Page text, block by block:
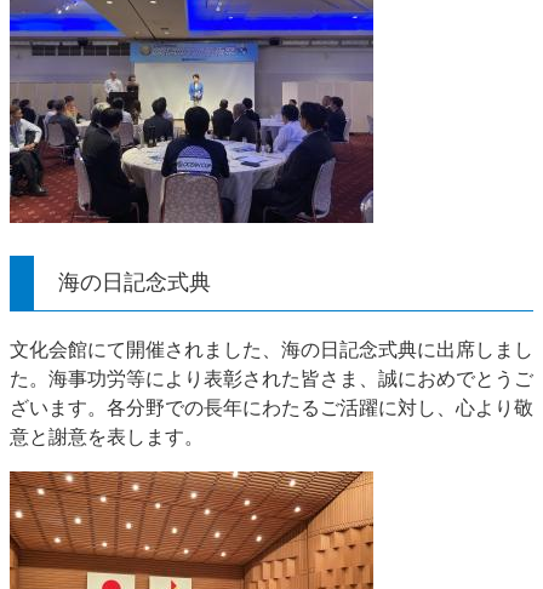
海の日記念式典
文化会館にて開催されました、海の日記念式典に出席しまし
た。海事功労等により表彰された皆さま、誠におめでとうご
ざいます。各分野での長年にわたるご活躍に対し、心より敬
意と謝意を表します。